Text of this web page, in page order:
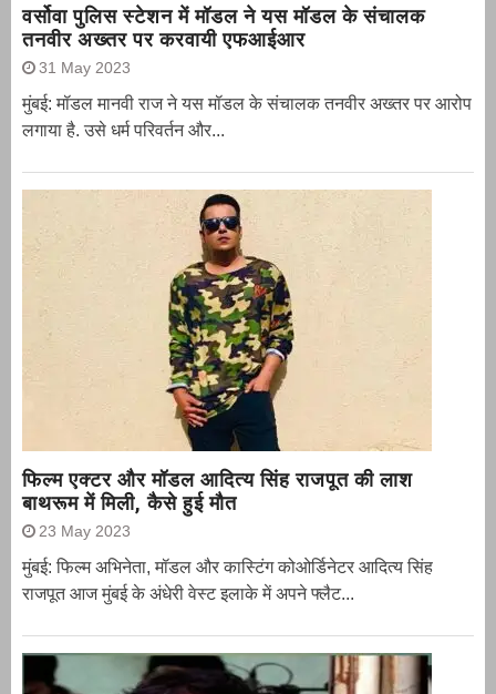
वर्सोवा पुलिस स्टेशन में मॉडल ने यस मॉडल के संचालक
तनवीर अख्तर पर करवायी एफआईआर
31 May 2023
मुंबई: मॉडल मानवी राज ने यस मॉडल के संचालक तनवीर अख्तर पर आरोप
लगाया है. उसे धर्म परिवर्तन और...
फिल्म एक्टर और मॉडल आदित्य सिंह राजपूत की लाश
बाथरूम में मिली, कैसे हुई मौत
23 May 2023
मुंबई: फिल्म अभिनेता, मॉडल और कास्टिंग कोओर्डिनेटर आदित्य सिंह
राजपूत आज मुंबई के अंधेरी वेस्ट इलाके में अपने फ्लैट...